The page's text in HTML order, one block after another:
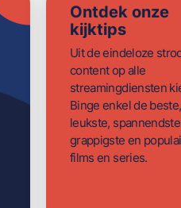
Ontdek onze
kijktips
Uit de eindeloze
content op alle
streamingdiensten
Binge enkel de beste,
leukste,
grappigste en
films en series.